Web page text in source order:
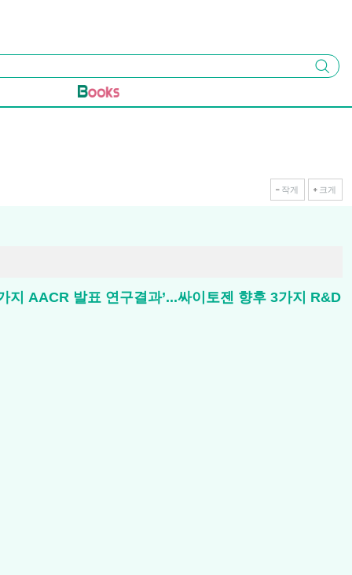
검색
작게 크게
AACR 발표 연구결과’...싸이토젠 향후 3가지 R&D